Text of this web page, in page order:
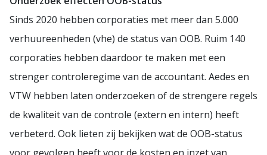
Sinds 2020 hebben corporaties met meer dan 5.000
verhuureenheden (vhe) de status van OOB. Ruim 140
corporaties hebben daardoor te maken met een
strenger controleregime van de accountant. Aedes en
VTW hebben laten onderzoeken of de strengere regels
de kwaliteit van de controle (extern en intern) heeft
verbeterd. Ook lieten zij bekijken wat de OOB-status